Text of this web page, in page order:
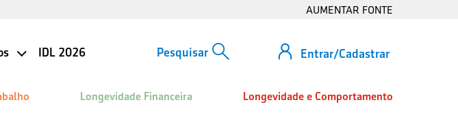
AUMENTAR FONTE
Entrar/Cadastrar
IDL 2026
Longevidade Financeira Longevidade e Comportamento